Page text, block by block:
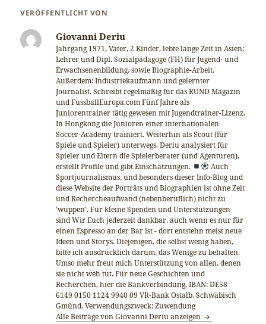
VERÖFFENTLICHT VON
Giovanni Deriu
Jahrgang 1971, Vater, 2 Kinder, lebte lange Zeit in Asien;
Lehrer und Dipl. Sozialpädagoge (FH) für Jugend- und
Erwachsenenbildung, sowie Biographie-Arbeit.
Außerdem: Industriekaufmann und gelernter
Journalist. Schreibt regelmäßig für das RUND Magazin
und FussballEuropa.com Fünf Jahre als
Juniorentrainer tätig gewesen mit Jugendtrainer-Lizenz.
In Hongkong die Junioren einer internationalen
Soccer-Academy trainiert. Weiterhin als Scout (für
Spiele und Spieler) unterwegs. Deriu analysiert für
Spieler und Eltern die Spielerberater (und Agenturen),
erstellt Profile und gibt Einschätzungen.
Auch
Sportjournalismus, und besonders dieser Info-Blog und
diese Website der Porträts und Biographien ist ohne Zeit
und Rechercheaufwand (nebenberuflich) nicht zu
'wuppen'. Für kleine Spenden und Unterstützungen
sind Wir Euch jederzeit dankbar, auch wenn es nur für
einen Espresso an der Bar ist - dort entstehn meist neue
Ideen und Storys. Diejenigen, die selbst wenig haben,
bitte ich ausdrücklich darum, das Wenige zu behalten.
Umso mehr freut mich Unterstützung von allen, denen
sie nicht weh tut. Für neue Geschichten und
Recherchen, hier die Bankverbindung, IBAN: DE58
6149 0150 1124 9940 09 VR-Bank Ostalb, Schwäbisch
Gmünd. Verwendungszweck: Zuwendung
Alle Beiträge von Giovanni Deriu anzeigen